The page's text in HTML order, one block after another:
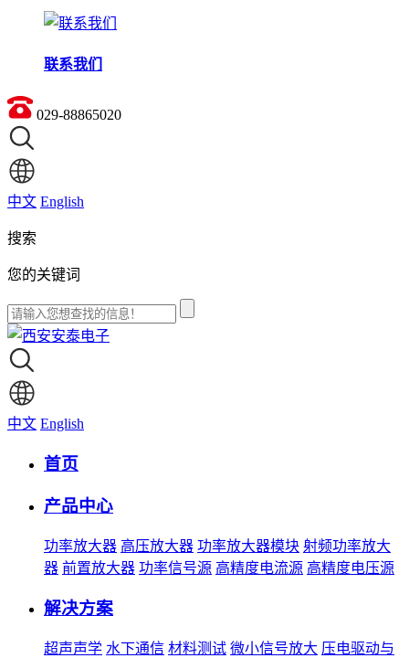
联系我们
029-88865020
中文 English
搜索
您的关键词
中文 English
首页
产品中心
功率放大器 高压放大器 功率放大器模块 射频功率放大
器 前置放大器 功率信号源 高精度电流源 高精度电压源
解决方案
超声声学 水下通信 材料测试 微小信号放大 压电驱动与